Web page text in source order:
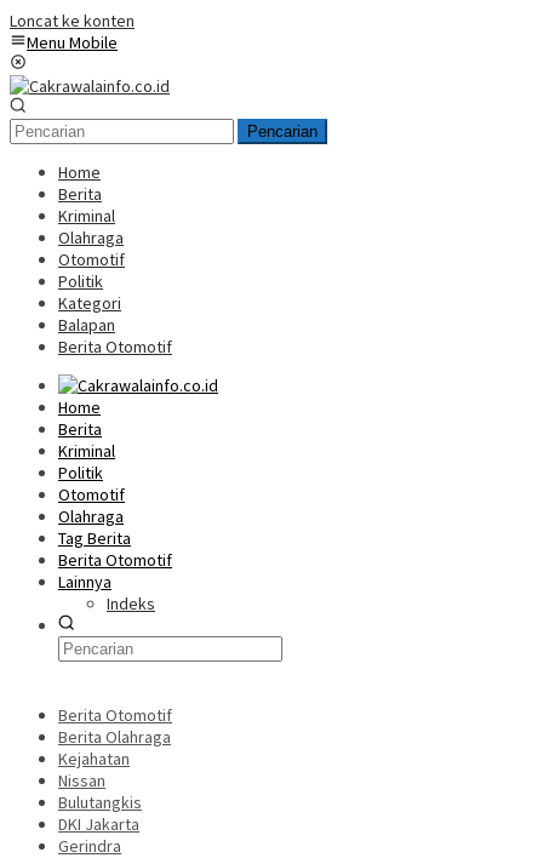
Loncat ke konten
Menu Mobile
Pencarian
Home
Berita
Kriminal
Olahraga
Otomotif
Politik
Kategori
Balapan
Berita Otomotif
Home
Berita
Kriminal
Politik
Otomotif
Olahraga
Tag Berita
Berita Otomotif
Lainnya
Indeks
Berita Otomotif
Berita Olahraga
Kejahatan
Nissan
Bulutangkis
DKI Jakarta
Gerindra